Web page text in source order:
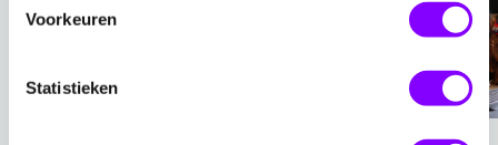
Voorkeuren
Statistieken